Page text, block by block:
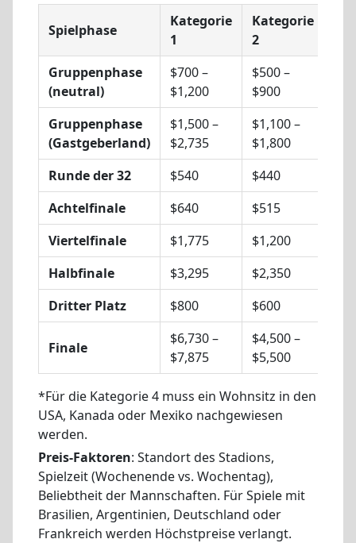
Spielphase
Kategorie
1
Kategorie
2
Gruppenphase
(neutral)
$700 –
$1,200
$500 –
$900
Gruppenphase
(Gastgeberland)
$1,500 –
$2,735
$1,100 –
$1,800
Runde der 32
$540 $440
Achtelfinale
$640 $515
Viertelfinale
$1,775 $1,200
Halbfinale
$3,295 $2,350
Dritter Platz
$800 $600
Finale
$6,730 –
$7,875
$4,500 –
$5,500
*Für die Kategorie 4 muss ein Wohnsitz in den
USA, Kanada oder Mexiko nachgewiesen
werden.
Preis-Faktoren: Standort des Stadions,
Spielzeit (Wochenende vs. Wochentag),
Beliebtheit der Mannschaften. Für Spiele mit
Brasilien, Argentinien, Deutschland oder
Frankreich werden Höchstpreise verlangt.